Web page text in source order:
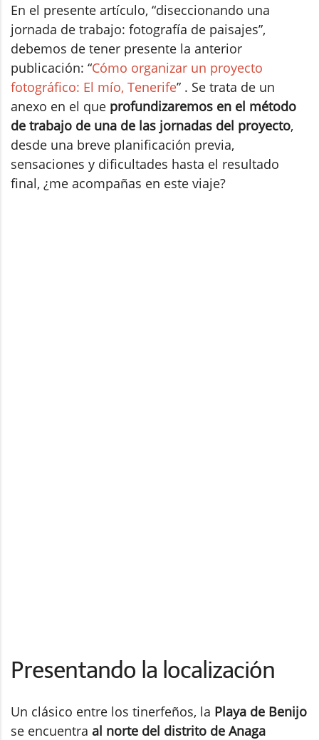
En el presente artículo, “diseccionando una
jornada de trabajo: fotografía de paisajes”,
debemos de tener presente la anterior
publicación: “Cómo organizar un proyecto
fotográfico: El mío, Tenerife” . Se trata de un
anexo en el que profundizaremos en el método
de trabajo de una de las jornadas del proyecto,
desde una breve planificación previa,
sensaciones y dificultades hasta el resultado
final, ¿me acompañas en este viaje?
Presentando la localización
Un clásico entre los tinerfeños, la Playa de Benijo
se encuentra al norte del distrito de Anaga